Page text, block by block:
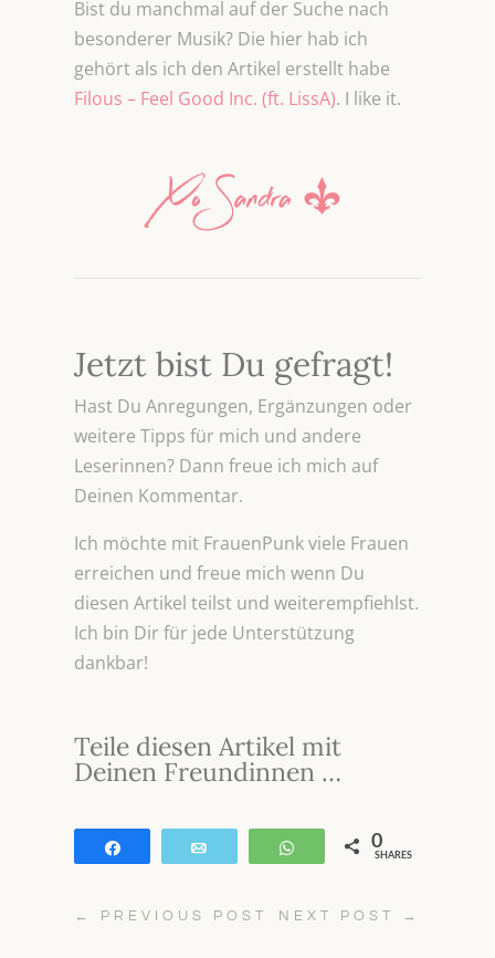
Bist du manchmal auf der Suche nach
besonderer Musik? Die hier hab ich
gehört als ich den Artikel erstellt habe
Filous – Feel Good Inc. (ft. LissA). I like it.
Jetzt bist Du gefragt!
Hast Du Anregungen, Ergänzungen oder
weitere Tipps für mich und andere
Leserinnen? Dann freue ich mich auf
Deinen Kommentar.
Ich möchte mit FrauenPunk viele Frauen
erreichen und freue mich wenn Du
diesen Artikel teilst und weiterempfiehlst.
Ich bin Dir für jede Unterstützung
dankbar!
Teile diesen Artikel mit
Deinen Freundinnen …
WhatsApp
0
SHARES
← PREVIOUS POST NEXT POST →